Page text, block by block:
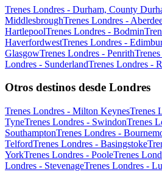
Trenes Londres - Durham, County
MiddlesbroughTrenes Londres -
HartlepoolTrenes Londres - Bodmin
HaverfordwestTrenes Londres -
GlasgowTrenes Londres - Penrith
Londres - SunderlandTrenes Londres -
Otros destinos desde Londres
Trenes Londres - Milton KeynesTrenes
TyneTrenes Londres - SwindonTrenes
SouthamptonTrenes Londres -
TelfordTrenes Londres - Basingstoke
YorkTrenes Londres - PooleTrenes
Londres - StevenageTrenes Londres -